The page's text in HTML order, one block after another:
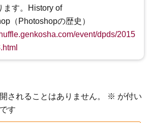
ます。History of
（Photoshopの歴史）
event/dpds/2015
されることはありません。 ※ が付い
す